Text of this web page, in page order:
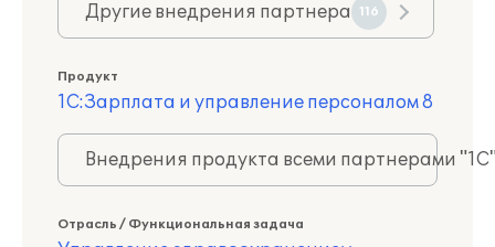
Другие внедрения партнера 116
Продукт
1С:Зарплата и управление персоналом 8
Внедрения продукта всеми партнерами
Отрасль / Функциональная задача